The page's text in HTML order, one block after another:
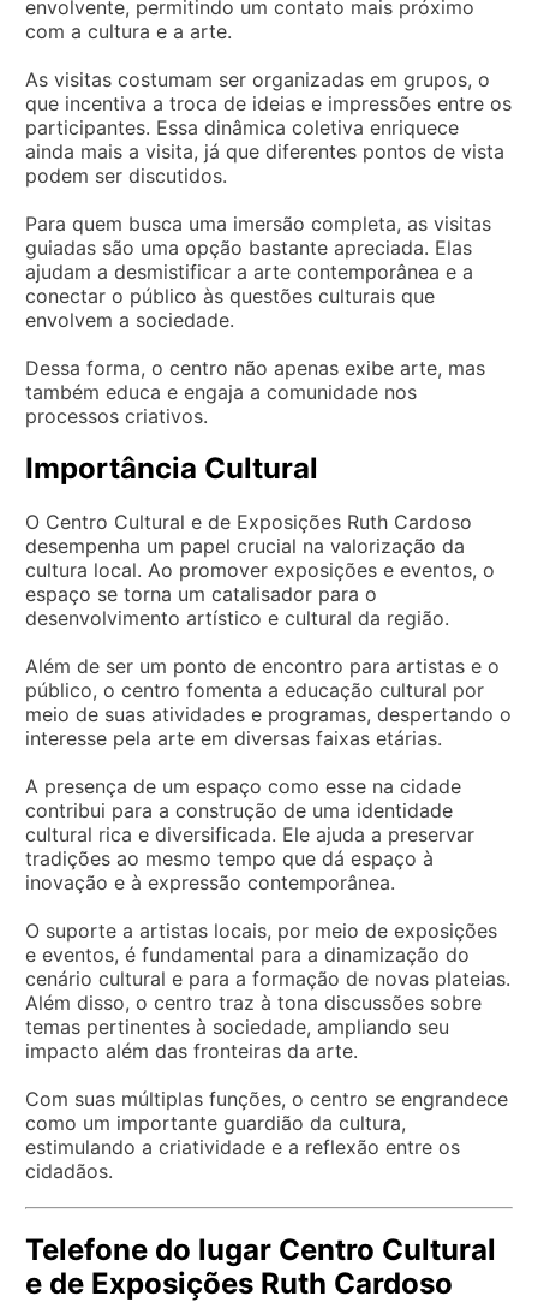
envolvente, permitindo um contato mais próximo
com a cultura e a arte.
As visitas costumam ser organizadas em grupos, o
que incentiva a troca de ideias e impressões entre os
participantes. Essa dinâmica coletiva enriquece
ainda mais a visita, já que diferentes pontos de vista
podem ser discutidos.
Para quem busca uma imersão completa, as visitas
guiadas são uma opção bastante apreciada. Elas
ajudam a desmistificar a arte contemporânea e a
conectar o público às questões culturais que
envolvem a sociedade.
Dessa forma, o centro não apenas exibe arte, mas
também educa e engaja a comunidade nos
processos criativos.
Importância Cultural
O Centro Cultural e de Exposições Ruth Cardoso
desempenha um papel crucial na valorização da
cultura local. Ao promover exposições e eventos, o
espaço se torna um catalisador para o
desenvolvimento artístico e cultural da região.
Além de ser um ponto de encontro para artistas e o
público, o centro fomenta a educação cultural por
meio de suas atividades e programas, despertando o
interesse pela arte em diversas faixas etárias.
A presença de um espaço como esse na cidade
contribui para a construção de uma identidade
cultural rica e diversificada. Ele ajuda a preservar
tradições ao mesmo tempo que dá espaço à
inovação e à expressão contemporânea.
O suporte a artistas locais, por meio de exposições
e eventos, é fundamental para a dinamização do
cenário cultural e para a formação de novas plateias.
Além disso, o centro traz à tona discussões sobre
temas pertinentes à sociedade, ampliando seu
impacto além das fronteiras da arte.
Com suas múltiplas funções, o centro se engrandece
como um importante guardião da cultura,
estimulando a criatividade e a reflexão entre os
cidadãos.
Telefone do lugar Centro Cultural
e de Exposições Ruth Cardoso